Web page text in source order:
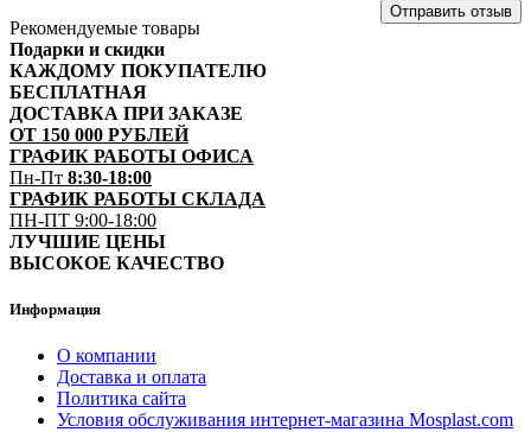
Отправить отзыв
Рекомендуемые товары
Подарки и скидки
КАЖДОМУ ПОКУПАТЕЛЮ
БЕСПЛАТНАЯ
ДОСТАВКА ПРИ ЗАКАЗЕ
ОТ 150 000 РУБЛЕЙ
ГРАФИК РАБОТЫ ОФИСА
Пн-Пт 8:30-18:00
ГРАФИК РАБОТЫ СКЛАДА
ПН-ПТ 9:00-18:00
ЛУЧШИЕ ЦЕНЫ
ВЫСОКОЕ КАЧЕСТВО
Информация
О компании
Доставка и оплата
Политика сайта
Условия обслуживания интернет-магазина Mosplast.com